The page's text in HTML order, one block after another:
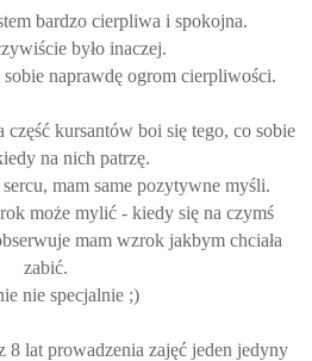
bardzo cierpliwa i spokojna.
było inaczej.
naprawdę ogrom cierpliwości.
część kursantów boi się tego, co sobie
na nich patrzę.
mam same pozytywne myśli.
może mylić - kiedy się na czymś
mam wzrok jakbym chciała
zabić.
nie specjalnie ;)
8 lat prowadzenia zajęć jeden jedyny